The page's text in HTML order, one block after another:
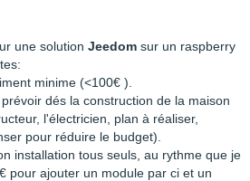
une solution Jeedom sur un raspberry
minime (<100€ ).
dés la construction de la maison
l'électricien, plan à réaliser,
pour réduire le budget).
installation tous seuls, au rythme que je
pour ajouter un module par ci et un